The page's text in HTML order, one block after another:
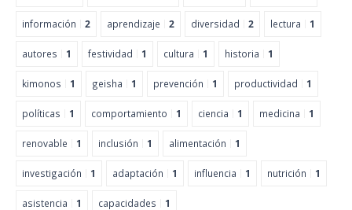
información 2 aprendizaje 2 diversidad 2 lectura 1
autores 1 festividad 1 cultura 1 historia 1
kimonos 1 geisha 1 prevención 1 productividad 1
políticas 1 comportamiento 1 ciencia 1 medicina 1
renovable 1 inclusión 1 alimentación 1
investigación 1 adaptación 1 influencia 1 nutrición 1
asistencia 1 capacidades 1